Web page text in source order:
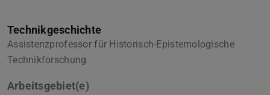
Technikgeschichte
Assistenzprofessor für Historisch-Epistemologische
Technikforschung
Arbeitsgebiet(e)